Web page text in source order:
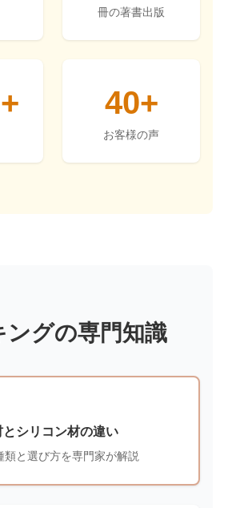
冊の著書出版
40+
お客様の声
ングの専門知識
シリコン材の違い
類と選び方を専門家が解説